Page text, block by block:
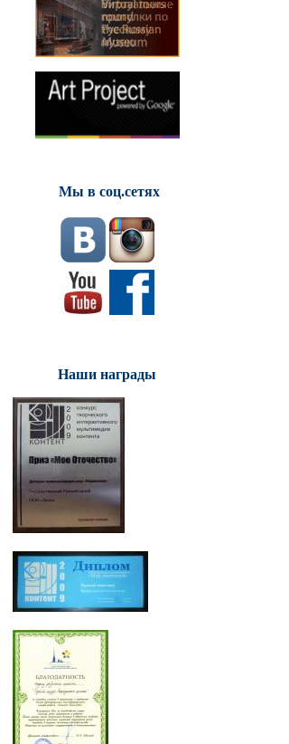
Мы в соц.сетях
Наши награды